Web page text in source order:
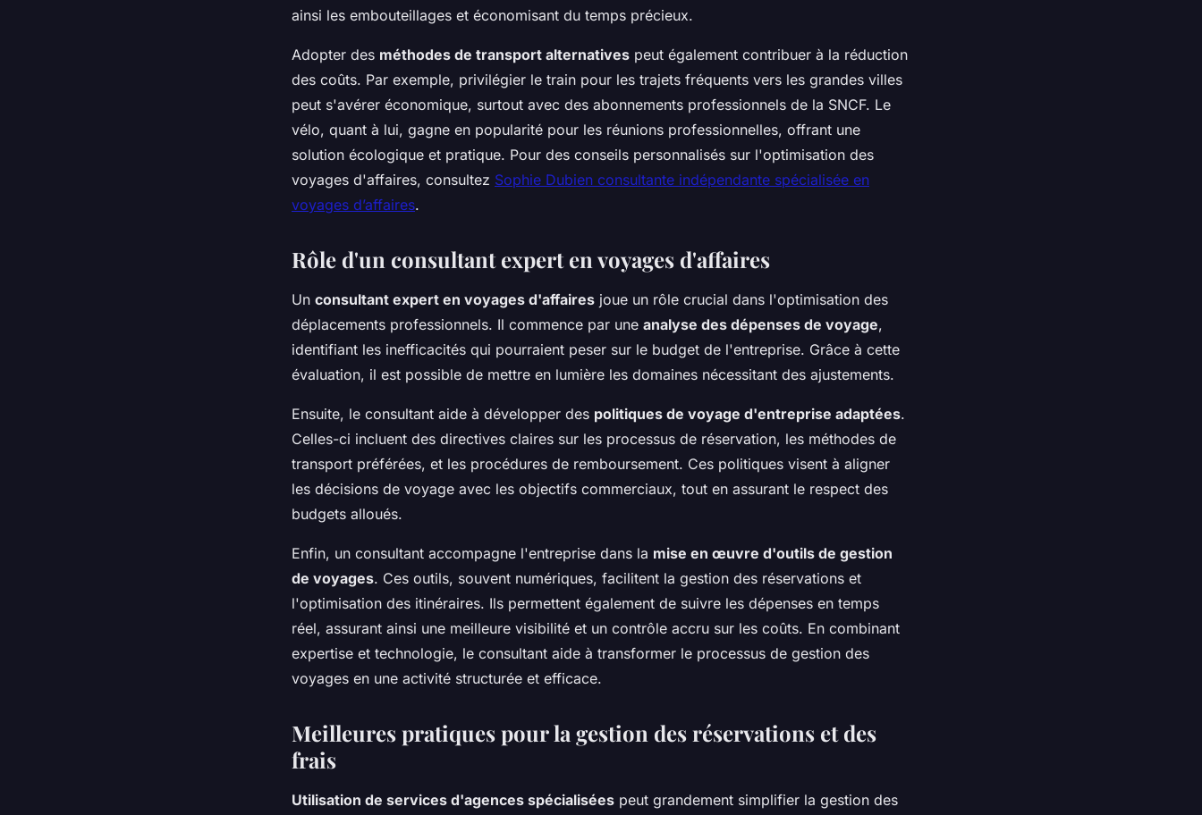
ainsi les embouteillages et économisant du temps précieux.
Adopter des méthodes de transport alternatives peut également contribuer à la réduction
des coûts. Par exemple, privilégier le train pour les trajets fréquents vers les grandes villes
peut s'avérer économique, surtout avec des abonnements professionnels de la SNCF. Le
vélo, quant à lui, gagne en popularité pour les réunions professionnelles, offrant une
solution écologique et pratique. Pour des conseils personnalisés sur l'optimisation des
voyages d'affaires, consultez Sophie Dubien consultante indépendante spécialisée en
voyages d’affaires.
Rôle d'un consultant expert en voyages d'affaires
Un consultant expert en voyages d'affaires joue un rôle crucial dans l'optimisation des
déplacements professionnels. Il commence par une analyse des dépenses de voyage,
identifiant les inefficacités qui pourraient peser sur le budget de l'entreprise. Grâce à cette
évaluation, il est possible de mettre en lumière les domaines nécessitant des ajustements.
Ensuite, le consultant aide à développer des politiques de voyage d'entreprise adaptées.
Celles-ci incluent des directives claires sur les processus de réservation, les méthodes de
transport préférées, et les procédures de remboursement. Ces politiques visent à aligner
les décisions de voyage avec les objectifs commerciaux, tout en assurant le respect des
budgets alloués.
Enfin, un consultant accompagne l'entreprise dans la mise en œuvre d'outils de gestion
de voyages. Ces outils, souvent numériques, facilitent la gestion des réservations et
l'optimisation des itinéraires. Ils permettent également de suivre les dépenses en temps
réel, assurant ainsi une meilleure visibilité et un contrôle accru sur les coûts. En combinant
expertise et technologie, le consultant aide à transformer le processus de gestion des
voyages en une activité structurée et efficace.
Meilleures pratiques pour la gestion des réservations et des
frais
Utilisation de services d'agences spécialisées peut grandement simplifier la gestion des